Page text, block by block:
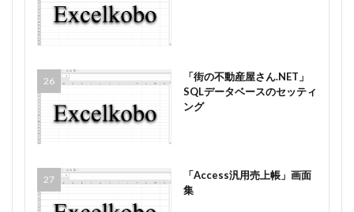
「街の不動産屋さん.NET」
SQLデータベースのセッティ
ング
「Access汎用売上帳」画面
集